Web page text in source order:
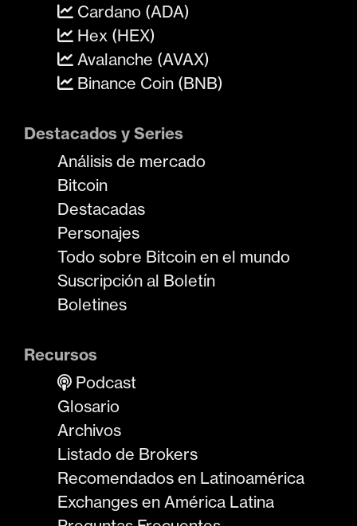
Cardano (ADA)
Hex (HEX)
Avalanche (AVAX)
Binance Coin (BNB)
Destacados y Series
Análisis de mercado
Bitcoin
Destacadas
Personajes
Todo sobre Bitcoin en el mundo
Suscripción al Boletín
Boletines
Recursos
Podcast
Glosario
Archivos
Listado de Brokers
Recomendados en Latinoamérica
Exchanges en América Latina